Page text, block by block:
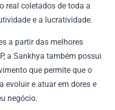
real coletados de toda a
e a lucratividade.
a partir das melhores
a Sankhya também possui
que permite que o
evoluir e atuar em dores e
negócio.